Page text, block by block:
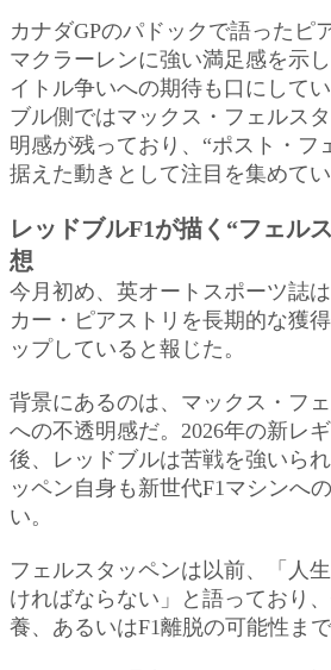
カナダGPのパドックで語ったピ
マクラーレンに強い満足感を示
イトル争いへの期待も口にして
ブル側ではマックス・フェルス
明感が残っており、“ポスト・フ
据えた動きとして注目を集めてい
レッドブルF1が描く“フェル
想
今月初め、英オートスポーツ誌
カー・ピアストリを長期的な獲
ップしていると報じた。
背景にあるのは、マックス・フ
への不透明感だ。2026年の新レ
後、レッドブルは苦戦を強いら
ッペン自身も新世代F1マシンへ
い。
フェルスタッペンは以前、「人
ければならない」と語っており
養、あるいはF1離脱の可能性ま